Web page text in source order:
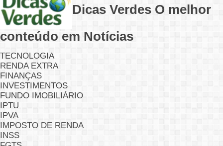
Dicas Verdes O melhor
conteúdo em Notícias
TECNOLOGIA
RENDA EXTRA
FINANÇAS
INVESTIMENTOS
FUNDO IMOBILIÁRIO
IPTU
IPVA
IMPOSTO DE RENDA
INSS